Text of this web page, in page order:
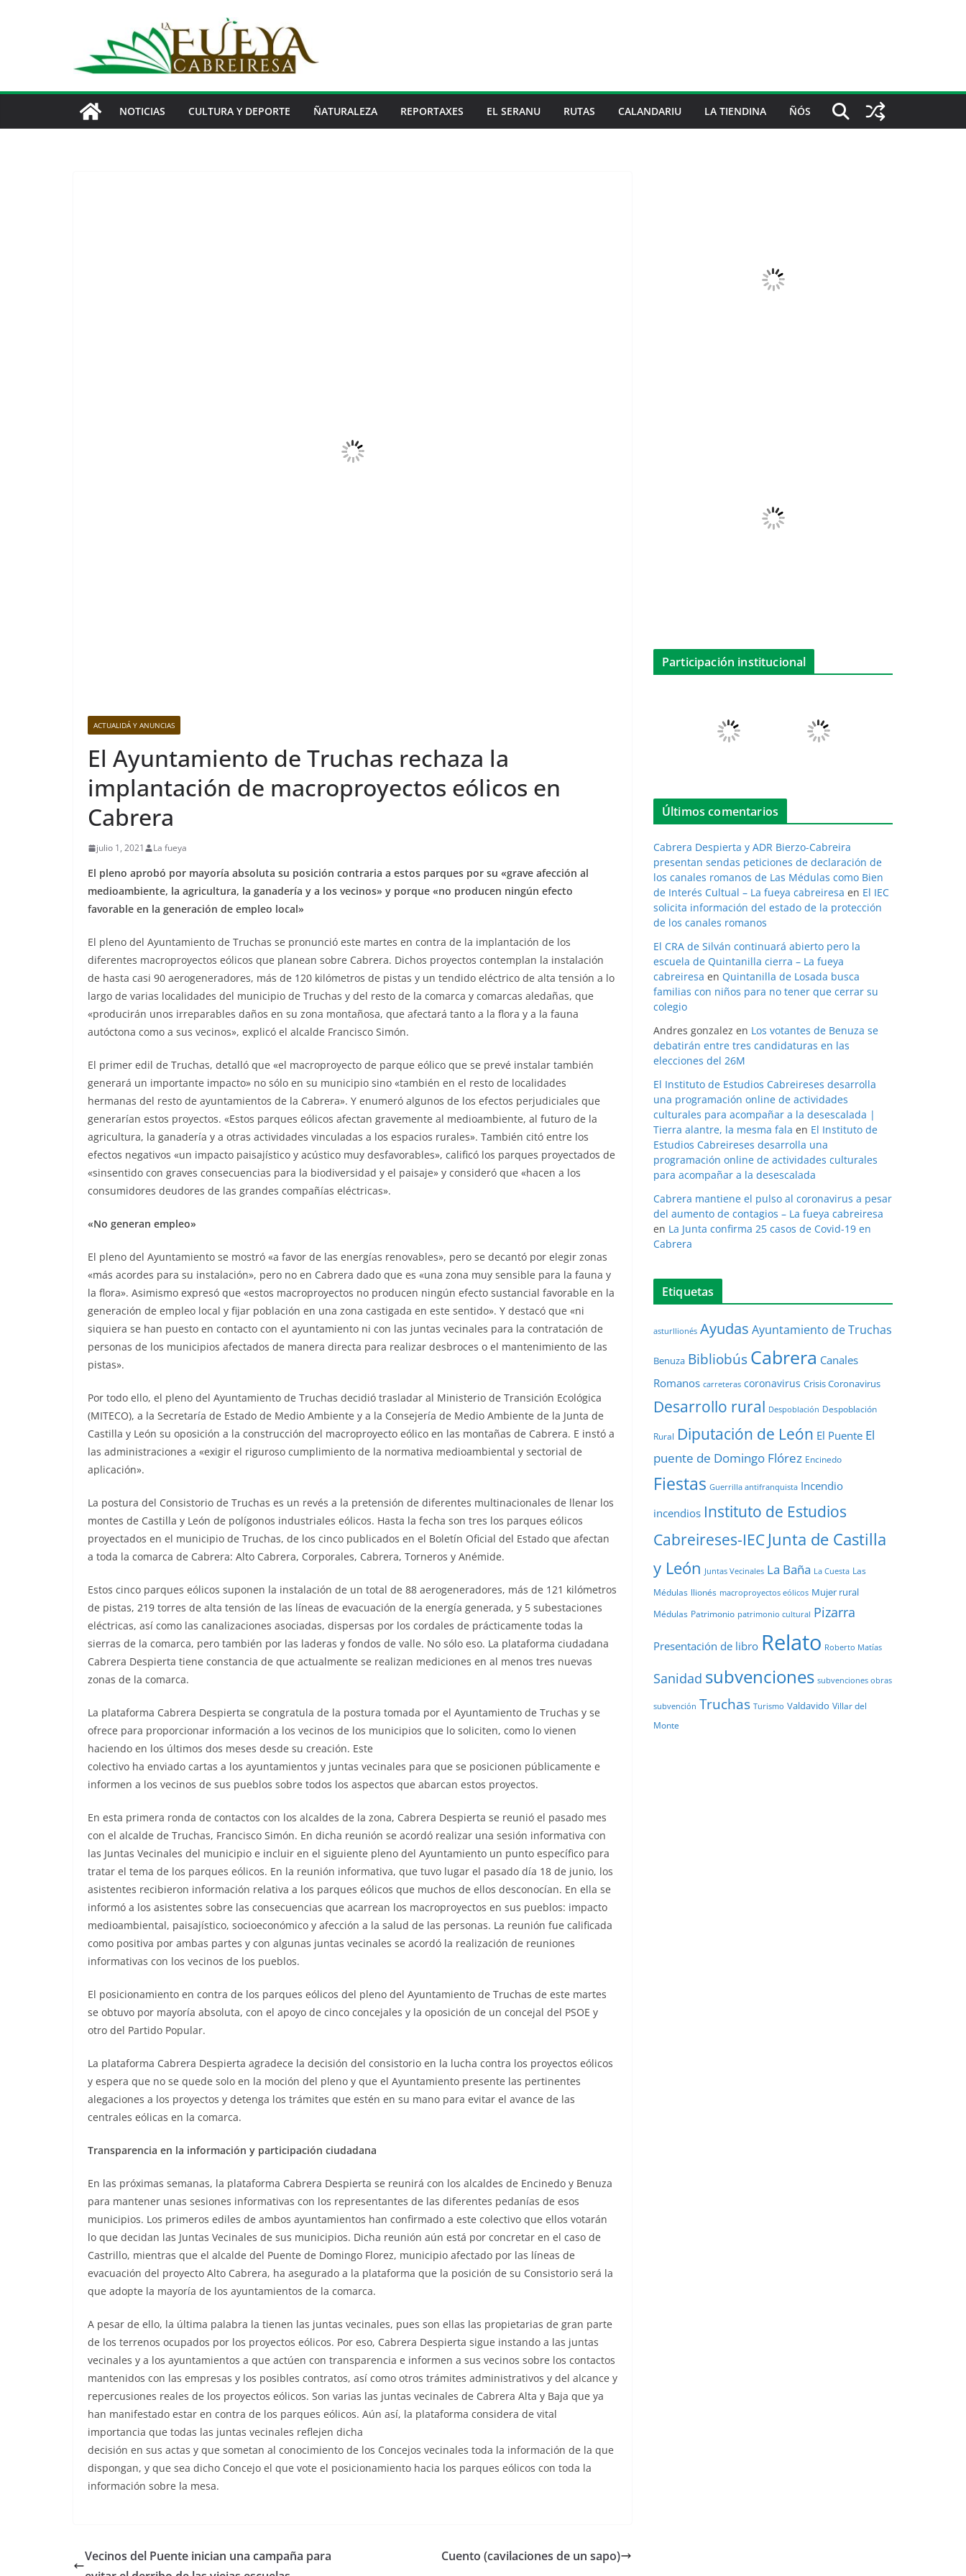
NOTICIAS CULTURA Y DEPORTE ÑATURALEZA REPORTAXES EL SERANU RUTAS CALANDARIU LA TIENDINA ÑÓS
ACTUALIDÁ Y ANUNCIAS
El Ayuntamiento de Truchas rechaza la
implantación de macroproyectos eólicos en
Cabrera
julio 1, 2021 La fueya
El pleno aprobó por mayoría absoluta su posición contraria a estos parques por su «grave afección al
medioambiente, la agricultura, la ganadería y a los vecinos» y porque «no producen ningún efecto
favorable en la generación de empleo local»
El pleno del Ayuntamiento de Truchas se pronunció este martes en contra de la implantación de los
diferentes macroproyectos eólicos que planean sobre Cabrera. Dichos proyectos contemplan la instalación
de hasta casi 90 aerogeneradores, más de 120 kilómetros de pistas y un tendido eléctrico de alta tensión a lo
largo de varias localidades del municipio de Truchas y del resto de la comarca y comarcas aledañas, que
«producirán unos irreparables daños en su zona montañosa, que afectará tanto a la flora y a la fauna
autóctona como a sus vecinos», explicó el alcalde Francisco Simón.
El primer edil de Truchas, detalló que «el macroproyecto de parque eólico que se prevé instalar también
generará un importante impacto» no sólo en su municipio sino «también en el resto de localidades
hermanas del resto de ayuntamientos de la Cabrera». Y enumeró algunos de los efectos perjudiciales que
generarían estos proyectos. «Estos parques eólicos afectan gravemente al medioambiente, al futuro de la
agricultura, la ganadería y a otras actividades vinculadas a los espacios rurales». También citó entre los
efectos negativos «un impacto paisajístico y acústico muy desfavorables», calificó los parques proyectados de
«sinsentido con graves consecuencias para la biodiversidad y el paisaje» y consideró que «hacen a los
consumidores deudores de las grandes compañías eléctricas».
«No generan empleo»
El pleno del Ayuntamiento se mostró «a favor de las energías renovables», pero se decantó por elegir zonas
«más acordes para su instalación», pero no en Cabrera dado que es «una zona muy sensible para la fauna y
la flora». Asimismo expresó que «estos macroproyectos no producen ningún efecto sustancial favorable en la
generación de empleo local y fijar población en una zona castigada en este sentido». Y destacó que «ni
siquiera se han puesto en contacto con el ayuntamiento ni con las juntas vecinales para la contratación de
personas de los municipios afectados de manera directa para realizar desbroces o el mantenimiento de las
pistas».
Por todo ello, el pleno del Ayuntamiento de Truchas decidió trasladar al Ministerio de Transición Ecológica
(MITECO), a la Secretaría de Estado de Medio Ambiente y a la Consejería de Medio Ambiente de la Junta de
Castilla y León su oposición a la construcción del macroproyecto eólico en las montañas de Cabrera. E instó a
las administraciones a «exigir el riguroso cumplimiento de la normativa medioambiental y sectorial de
aplicación».
La postura del Consistorio de Truchas es un revés a la pretensión de diferentes multinacionales de llenar los
montes de Castilla y León de polígonos industriales eólicos. Hasta la fecha son tres los parques eólicos
proyectados en el municipio de Truchas, de los cinco publicados en el Boletín Oficial del Estado que afectan
a toda la comarca de Cabrera: Alto Cabrera, Corporales, Cabrera, Torneros y Anémide.
Estos cinco parques eólicos suponen la instalación de un total de 88 aerogeneradores, más de 121 kilómetros
de pistas, 219 torres de alta tensión de las líneas de evacuación de la energía generada, y 5 subestaciones
eléctricas, así como las canalizaciones asociadas, dispersas por los cordales de prácticamente todas la
sierras de la comarca, pero también por las laderas y fondos de valle. No sólo eso. La plataforma ciudadana
Cabrera Despierta tiene constancia de que actualmente se realizan mediciones en al menos tres nuevas
zonas de la comarca.
La plataforma Cabrera Despierta se congratula de la postura tomada por el Ayuntamiento de Truchas y se
ofrece para proporcionar información a los vecinos de los municipios que lo soliciten, como lo vienen
haciendo en los últimos dos meses desde su creación. Este
colectivo ha enviado cartas a los ayuntamientos y juntas vecinales para que se posicionen públicamente e
informen a los vecinos de sus pueblos sobre todos los aspectos que abarcan estos proyectos.
En esta primera ronda de contactos con los alcaldes de la zona, Cabrera Despierta se reunió el pasado mes
con el alcalde de Truchas, Francisco Simón. En dicha reunión se acordó realizar una sesión informativa con
las Juntas Vecinales del municipio e incluir en el siguiente pleno del Ayuntamiento un punto específico para
tratar el tema de los parques eólicos. En la reunión informativa, que tuvo lugar el pasado día 18 de junio, los
asistentes recibieron información relativa a los parques eólicos que muchos de ellos desconocían. En ella se
informó a los asistentes sobre las consecuencias que acarrean los macroproyectos en sus pueblos: impacto
medioambiental, paisajístico, socioeconómico y afección a la salud de las personas. La reunión fue calificada
como positiva por ambas partes y con algunas juntas vecinales se acordó la realización de reuniones
informativas con los vecinos de los pueblos.
El posicionamiento en contra de los parques eólicos del pleno del Ayuntamiento de Truchas de este martes
se obtuvo por mayoría absoluta, con el apoyo de cinco concejales y la oposición de un concejal del PSOE y
otro del Partido Popular.
La plataforma Cabrera Despierta agradece la decisión del consistorio en la lucha contra los proyectos eólicos
y espera que no se quede solo en la moción del pleno y que el Ayuntamiento presente las pertinentes
alegaciones a los proyectos y detenga los trámites que estén en su mano para evitar el avance de las
centrales eólicas en la comarca.
Transparencia en la información y participación ciudadana
En las próximas semanas, la plataforma Cabrera Despierta se reunirá con los alcaldes de Encinedo y Benuza
para mantener unas sesiones informativas con los representantes de las diferentes pedanías de esos
municipios. Los primeros ediles de ambos ayuntamientos han confirmado a este colectivo que ellos votarán
lo que decidan las Juntas Vecinales de sus municipios. Dicha reunión aún está por concretar en el caso de
Castrillo, mientras que el alcalde del Puente de Domingo Florez, municipio afectado por las líneas de
evacuación del proyecto Alto Cabrera, ha asegurado a la plataforma que la posición de su Consistorio será la
que adopte la mayoría de los ayuntamientos de la comarca.
A pesar de ello, la última palabra la tienen las juntas vecinales, pues son ellas las propietarias de gran parte
de los terrenos ocupados por los proyectos eólicos. Por eso, Cabrera Despierta sigue instando a las juntas
vecinales y a los ayuntamientos a que actúen con transparencia e informen a sus vecinos sobre los contactos
mantenidos con las empresas y los posibles contratos, así como otros trámites administrativos y del alcance y
repercusiones reales de los proyectos eólicos. Son varias las juntas vecinales de Cabrera Alta y Baja que ya
han manifestado estar en contra de los parques eólicos. Aún así, la plataforma considera de vital
importancia que todas las juntas vecinales reflejen dicha
decisión en sus actas y que sometan al conocimiento de los Concejos vecinales toda la información de la que
dispongan, y que sea dicho Concejo el que vote el posicionamiento hacia los parques eólicos con toda la
información sobre la mesa.
Vecinos del Puente inician una campaña para
Cuento (cavilaciones de un sapo)
Participación institucional
Últimos comentarios
Cabrera Despierta y ADR Bierzo-Cabreira
presentan sendas peticiones de declaración de
los canales romanos de Las Médulas como Bien
de Interés Cultual – La fueya cabreiresa en El IEC
solicita información del estado de la protección
de los canales romanos
El CRA de Silván continuará abierto pero la
escuela de Quintanilla cierra – La fueya
cabreiresa en Quintanilla de Losada busca
familias con niños para no tener que cerrar su
colegio
Andres gonzalez en Los votantes de Benuza se
debatirán entre tres candidaturas en las
elecciones del 26M
El Instituto de Estudios Cabreireses desarrolla
una programación online de actividades
culturales para acompañar a la desescalada |
Tierra alantre, la mesma fala en El Instituto de
Estudios Cabreireses desarrolla una
programación online de actividades culturales
para acompañar a la desescalada
Cabrera mantiene el pulso al coronavirus a pesar
del aumento de contagios – La fueya cabreiresa
en La Junta confirma 25 casos de Covid-19 en
Cabrera
Etiquetas
asturllionés Ayudas Ayuntamiento de Truchas
Benuza BibliobúsCabrera Canales
Romanos carreteras coronavirus Crisis Coronavirus
Desarrollo rural Despoblación Despoblación
Rural Diputación de León El Puente El
puente de Domingo Flórez Encinedo
Fiestas Guerrilla antifranquista Incendio
incendios Instituto de Estudios
Cabreireses-IEC Junta de Castilla
y León Juntas Vecinales La Baña La Cuesta Las
Médulas llionés macroproyectos eólicos Mujer rural
Médulas Patrimonio patrimonio cultural Pizarra
Presentación de libro Relato Roberto Matías
Sanidad subvenciones subvenciones obras
subvención Truchas Turismo Valdavido Villar del
Monte